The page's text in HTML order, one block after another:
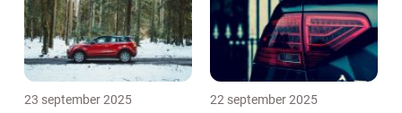
23 september 2025 22 september 2025